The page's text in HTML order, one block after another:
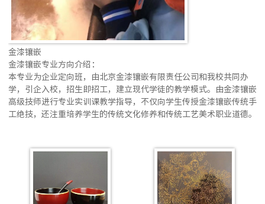
金漆镶嵌
金漆镶嵌专业方向介绍：
本专业为企业定向班，由北京金漆镶嵌有限责任公司和我校共同办
学，引企入校，招生即招工，建立现代学徒的教学模式。由金漆镶嵌
高级技师进行专业实训课教学指导，不仅向学生传授金漆镶嵌传统手
工绝技，还注重培养学生的传统文化修养和传统工艺美术职业道德。